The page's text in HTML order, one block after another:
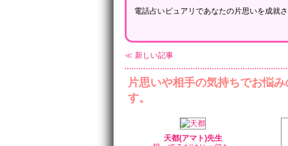
電話占いピュアリであなたの片思いを成就
≪ 新しい記事
片思いや相手の気持ちでお悩
す。
天都(アマト)先生